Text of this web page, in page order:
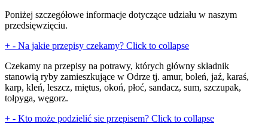
Poniżej szczegółowe informacje dotyczące udziału w naszym
przedsięwzięciu.
+ - Na jakie przepisy czekamy? Click to collapse
Czekamy na przepisy na potrawy, których główny składnik
stanowią ryby zamieszkujące w Odrze tj. amur, boleń, jaź, karaś,
karp, kleń, leszcz, miętus, okoń, płoć, sandacz, sum, szczupak,
tołpyga, węgorz.
+ - Kto może podzielić sie przepisem? Click to collapse